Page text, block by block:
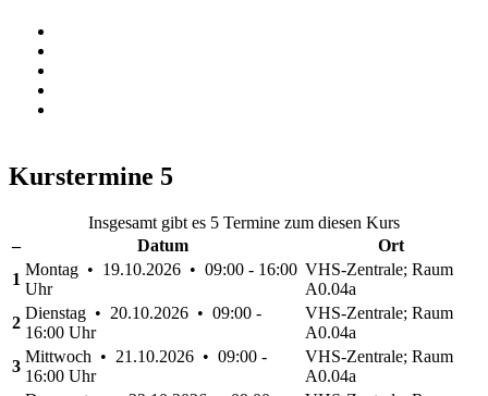
Kurstermine 5
Insgesamt gibt es 5 Termine zum diesen Kurs
–
Datum
Ort
1
Montag • 19.10.2026 • 09:00 - 16:00
Uhr
VHS-Zentrale; Raum
A0.04a
2
Dienstag • 20.10.2026 • 09:00 -
16:00 Uhr
VHS-Zentrale; Raum
A0.04a
3
Mittwoch • 21.10.2026 • 09:00 -
16:00 Uhr
VHS-Zentrale; Raum
A0.04a